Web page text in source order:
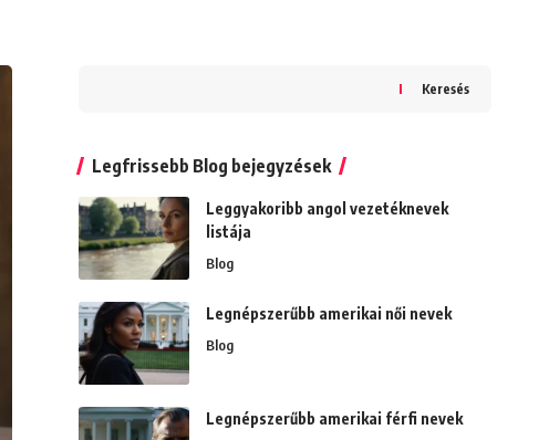
Keresés
Legfrissebb Blog bejegyzések
Leggyakoribb angol vezetéknevek
listája
Blog
Legnépszerűbb amerikai női nevek
Blog
Legnépszerűbb amerikai férfi nevek